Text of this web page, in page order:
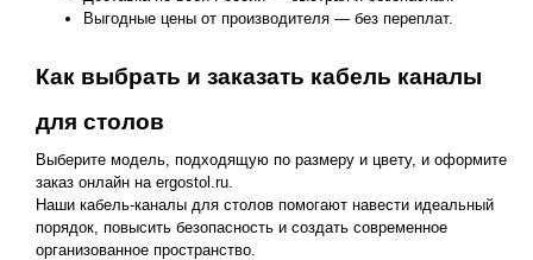
Выгодные цены от производителя — без переплат.
Как выбрать и заказать кабель каналы
для столов
Выберите модель, подходящую по размеру и цвету, и оформите
заказ онлайн на ergostol.ru.
Наши кабель-каналы для столов помогают навести идеальный
порядок, повысить безопасность и создать современное
организованное пространство.